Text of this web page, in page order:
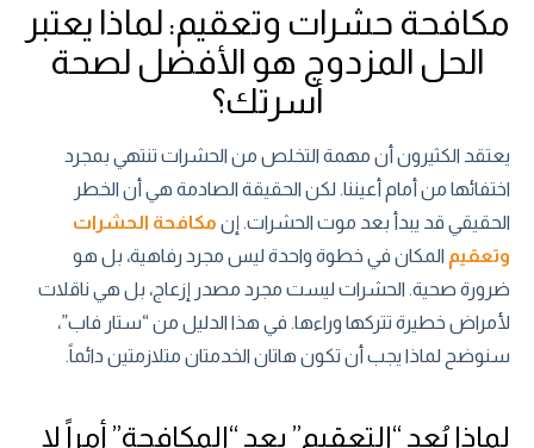
مكافحة حشرات وتعقيم: لماذا يعتبر
الحل المزدوج هو الأفضل لصحة
أسرتك؟
يعتقد الكثيرون أن مهمة التخلص من الحشرات تنتهي بمجرد
اختفائها من أمام أعيننا. لكن الحقيقة الصادمة هي أن الخطر
الحقيقي قد يبدأ بعد موت الحشرات. إن مكافحة الحشرات
وتعقيم المكان في خطوة واحدة ليس مجرد رفاهية، بل هو
ضرورة صحية. الحشرات ليست مجرد مصدر إزعاج، بل هي ناقلات
لأمراض خطيرة تتركها وراءها. في هذا الدليل من “ستار فاب”،
سنوضح لماذا يجب أن تكون هاتان الخدمتان متلازمتين دائماً.
لماذا يُعد “التعقيم” بعد “المكافحة” أمراً لا